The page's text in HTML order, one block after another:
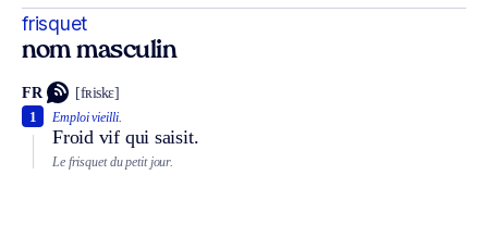
frisquet
nom masculin
FR [fʀiskɛ]
Emploi vieilli.
Froid vif qui saisit.
1
Le frisquet du petit jour.